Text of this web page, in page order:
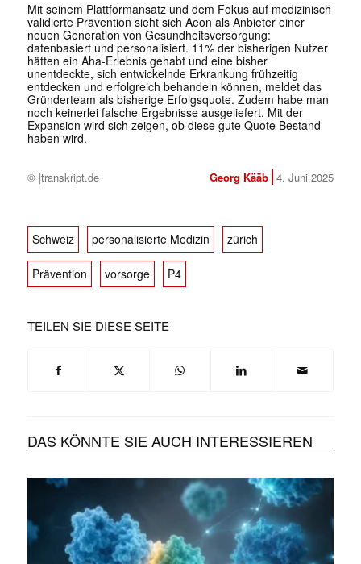
Mit seinem Plattformansatz und dem Fokus auf medizinisch
validierte Prävention sieht sich Aeon als Anbieter einer
neuen Generation von Gesundheitsversorgung:
datenbasiert und personalisiert. 11% der bisherigen Nutzer
hätten ein Aha-Erlebnis gehabt und eine bisher
unentdeckte, sich entwickelnde Erkrankung frühzeitig
entdecken und erfolgreich behandeln können, meldet das
Gründerteam als bisherige Erfolgsquote. Zudem habe man
noch keinerlei falsche Ergebnisse ausgeliefert. Mit der
Expansion wird sich zeigen, ob diese gute Quote Bestand
haben wird.
© |transkript.de Georg Kääb 4. Juni 2025
Schweiz personalisierte Medizin zürich
Prävention vorsorge P4
TEILEN SIE DIESE SEITE
DAS KÖNNTE SIE AUCH INTERESSIEREN